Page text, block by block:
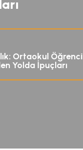
ları
Ortaokul
Yolda İpuçları